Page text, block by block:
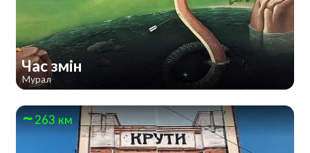
Час змін
Мурал
263 км